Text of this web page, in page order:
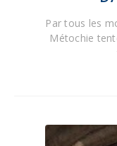
Par tous les
Métochie